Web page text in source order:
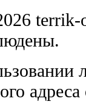
terrik-
адреса